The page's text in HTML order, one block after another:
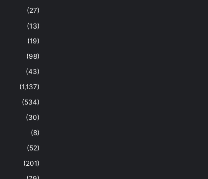
(27)
(13)
(19)
(98)
(43)
(1,137)
(534)
(30)
(8)
(52)
(201)